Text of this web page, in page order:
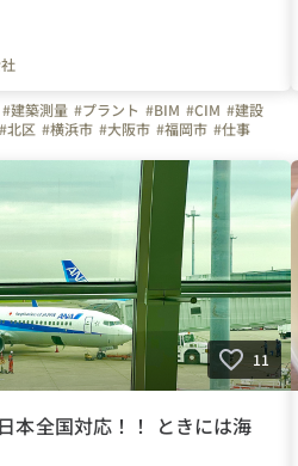
#建築測量 #プラント #BIM #CIM #建設
#北区 #横浜市 #大阪市 #福岡市 #仕事
11
本全国対応！！ ときには海